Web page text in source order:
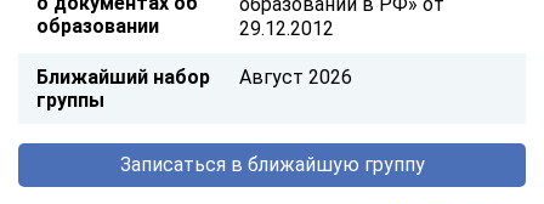
образовании
29.12.2012
Ближайший набор
группы
Август 2026
Записаться в ближайшую группу